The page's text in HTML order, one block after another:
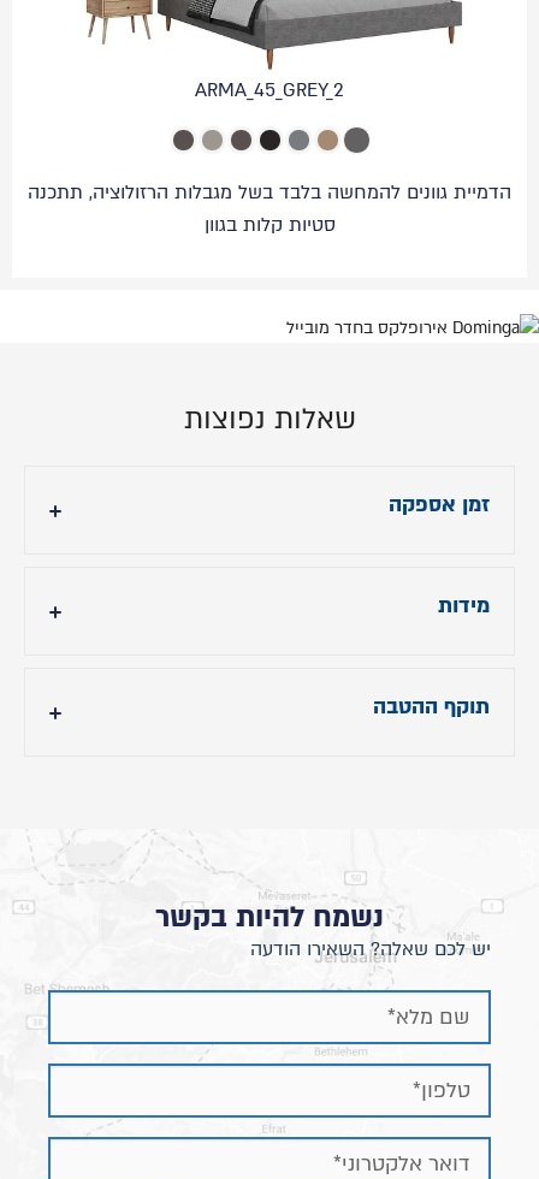
ARMA_45_GREY_2
הדמיית גוונים להמחשה בלבד בשל מגבלות הרזולוציה, תתכנה
סטיות קלות בגוון
שאלות נפוצות
זמן אספקה
מידות
תוקף ההטבה
נשמח להיות בקשר
יש לכם שאלה? השאירו הודעה